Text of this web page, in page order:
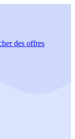
des offres